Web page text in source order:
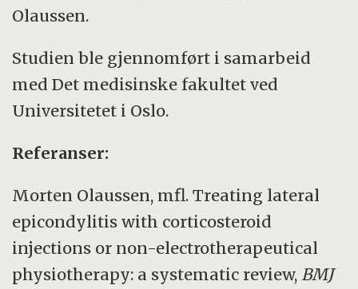
Olaussen.
Studien ble gjennomført i samarbeid
med Det medisinske fakultet ved
Universitetet i Oslo.
Referanser:
Morten Olaussen, mfl. Treating lateral
epicondylitis with corticosteroid
injections or non-electrotherapeutical
physiotherapy: a systematic review, BMJ